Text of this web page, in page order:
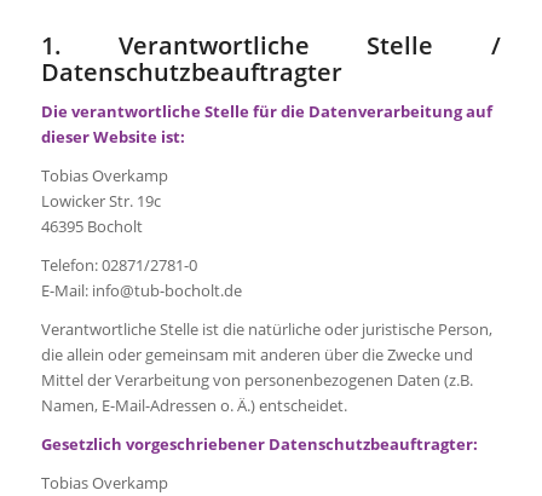
1. Verantwortliche Stelle /
Datenschutzbeauftragter
Die verantwortliche Stelle für die Datenverarbeitung auf
dieser Website ist:
Tobias Overkamp
Lowicker Str. 19c
46395 Bocholt
Telefon: 02871/2781-0
E-Mail: info@tub-bocholt.de
Verantwortliche Stelle ist die natürliche oder juristische Person,
die allein oder gemeinsam mit anderen über die Zwecke und
Mittel der Verarbeitung von personenbezogenen Daten (z.B.
Namen, E-Mail-Adressen o. Ä.) entscheidet.
Gesetzlich vorgeschriebener Datenschutzbeauftragter:
Tobias Overkamp